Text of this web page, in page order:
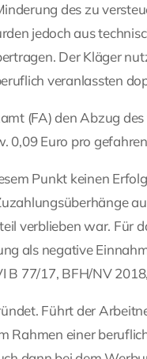
des zu
jedoch aus
Der Kläger
veranlassten
(FA) den Abzug
Euro pro
Punkt keinen
verblieben war. Für
als negative
B 77/17, BFH/NV
Führt der
Rahmen einer